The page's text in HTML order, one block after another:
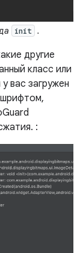
init .
другие
класс или
вас загружен
: